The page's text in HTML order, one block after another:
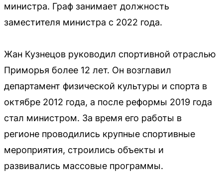
министра. Граф занимает должность
заместителя министра с 2022 года.
Жан Кузнецов руководил спортивной отраслью
Приморья более 12 лет. Он возглавил
департамент физической культуры и спорта в
октябре 2012 года, а после реформы 2019 года
стал министром. За время его работы в
регионе проводились крупные спортивные
мероприятия, строились объекты и
развивались массовые программы.